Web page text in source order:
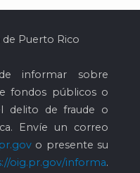
Puerto Rico
informar sobre
fondos públicos o
delito de fraude o
Envíe un correo
o presente su
oig.pr.gov/informa.